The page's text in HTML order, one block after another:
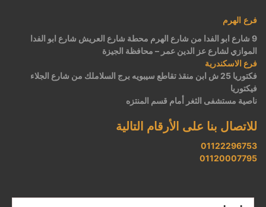
فرع الهرم
9 شارع ابو الفدا من شارع الهرم محطة شارع العريش شارع ابو الفدا
الموازي لشارع عز الدين عمر – محافظة الجيزة
فرع الاسكندرية
فكتوريا 25 ش ابن منقذ تقاطع سيبويه برج السلاملك من شارع الجلاء
فيكتوريا
ناصية مستشفى الثغر أمام قسم المنتزه
للاتصال بنا على الأرقام التالية
01122296753
01120007795